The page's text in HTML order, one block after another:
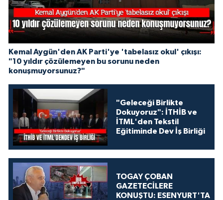
Kemal Aygün'den AK Parti'ye 'tabelasız okul' çıkışı:
"10 yıldır çözülemeyen bu sorunu neden
konuşmuyorsunuz?"
"Geleceği Birlikte
Dokuyoruz": İTHİB ve
İTML'den Tekstil
Eğitiminde Dev İş Birliği
TOGAY ÇOBAN
GAZETECİLERE
KONUŞTU: ESENYURT'TA